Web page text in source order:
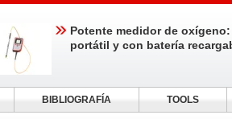
Potente medidor de
portátil y con batería
BIBLIOGRAFÍA TOOLS